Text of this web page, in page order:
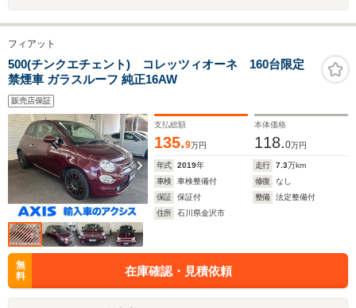
フィアット
500(チンクエチェント) コレッツィオーネ 160台限定
禁煙車 ガラスルーフ 純正16AW
販売店保証
支払総額
135.9万円
本体価格
118.0万円
年式 2019年 走行 7.3万km
車検
車検整備付 修復
なし
保証
保証付 整備
法定整備付
住所
石川県金沢市
無
料
在庫確認・見積依頼